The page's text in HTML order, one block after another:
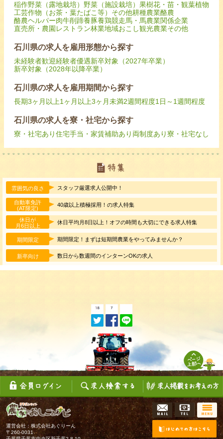
稲作野菜（露地栽培） 野菜（施設栽培） 果樹花・苗・観葉植物
工芸作物（お茶・葉たばこ等） その他耕種農業酪農
酪農ヘルパー肉牛削蹄養豚養鶏競走馬・馬農業関係企業
直売所・農園レストラン林業地域おこし観光農業その他
石川県の求人を雇用形態から探す
未経験者歓迎経験者優遇新卒対象（2027年卒業）
新卒対象（2028年以降卒業）
石川県の求人を雇用期間から探す
長期3ヶ月以上1ヶ月以上3ヶ月未満2週間程度1日～1週間程度
石川県の求人を寮・社宅から探す
寮・社宅あり住宅手当・家賃補助あり 両制度あり寮・社宅なし
雰囲気の良さ スタッフ厳選求人公開中！
自動車免許
(AT限定)
40歳以上積極採用！の求人特集
休日が
月6日以上
休日平均月8日以上！オフの時間も大切にできる求人特集
期間限定 期間限定！まずは短期間農業をやってみませんか？
新卒向け 数日から数週間のインターンOKの求人
運営会社：株式会社あぐりーん
〒260-0031